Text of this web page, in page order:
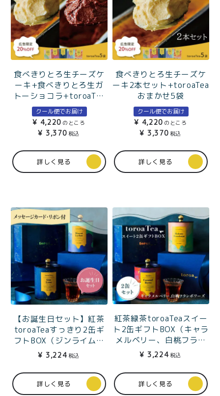
食べきりとろ生チーズケ
ーキ+食べきりとろ生ガ
トーショコラ+toroaTea
おまかせ5袋
クール便でお届け
¥ 4,220 のところ
¥ 3,370 税込
詳しく見る
食べきりとろ生チーズケ
ーキ2本セット+toroaTea
おまかせ5袋
クール便でお届け
¥ 4,220 のところ
¥ 3,370 税込
詳しく見る
【お誕生日セット】紅茶
toroaTeaすっきり2缶ギ
フトBOX（ジンライム、
マスカットライチ）
¥ 3,224 税込
詳しく見る
紅茶緑茶toroaTeaスイー
ト2缶ギフトBOX（キャラ
メルベリー、白桃フラン
ボワーズ）
¥ 3,224 税込
詳しく見る